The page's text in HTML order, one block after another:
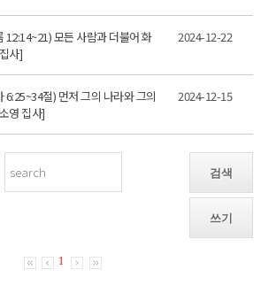
12:14~21) 모든 사람과 더불어 화
사]
2024-12-22
6:25~34절) 먼저 그의 나라와 그의
영 집사]
2024-12-15
검색
쓰기
1